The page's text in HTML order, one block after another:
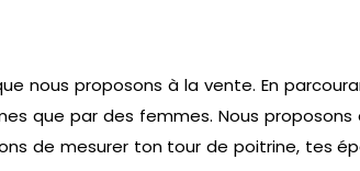
nous proposons à la vente. En
que par des femmes. Nous proposons
de mesurer ton tour de poitrine, tes